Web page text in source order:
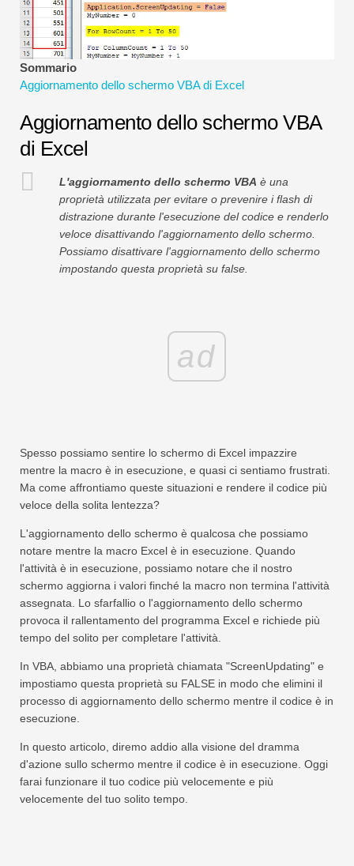
Tutorial sulla modellazione finanziaria
Modulo completo
Tutorial sulla gestione del rischio
Sommario
Aggiornamento dello schermo VBA di Excel
Aggiornamento dello schermo VBA
di Excel
L'aggiornamento dello schermo VBA è una
proprietà utilizzata per evitare o prevenire i flash di
distrazione durante l'esecuzione del codice e renderlo
veloce disattivando l'aggiornamento dello schermo.
Possiamo disattivare l'aggiornamento dello schermo
impostando questa proprietà su false.
ad
Spesso possiamo sentire lo schermo di Excel impazzire
mentre la macro è in esecuzione, e quasi ci sentiamo frustrati.
Ma come affrontiamo queste situazioni e rendere il codice più
veloce della solita lentezza?
L'aggiornamento dello schermo è qualcosa che possiamo
notare mentre la macro Excel è in esecuzione. Quando
l'attività è in esecuzione, possiamo notare che il nostro
schermo aggiorna i valori finché la macro non termina l'attività
assegnata. Lo sfarfallio o l'aggiornamento dello schermo
provoca il rallentamento del programma Excel e richiede più
tempo del solito per completare l'attività.
In VBA, abbiamo una proprietà chiamata "ScreenUpdating" e
impostiamo questa proprietà su FALSE in modo che elimini il
processo di aggiornamento dello schermo mentre il codice è in
esecuzione.
In questo articolo, diremo addio alla visione del dramma
d'azione sullo schermo mentre il codice è in esecuzione. Oggi
farai funzionare il tuo codice più velocemente e più
velocemente del tuo solito tempo.